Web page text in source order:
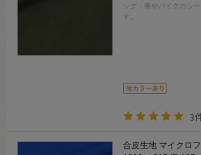
ッグ・車やバイクのシ
す。
3
合皮生地 マイクロ